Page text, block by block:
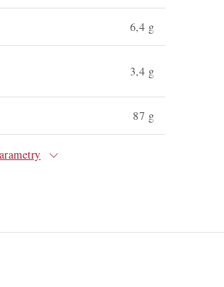
6,4 g
3,4 g
87 g